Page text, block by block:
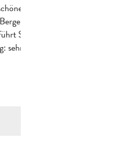
Pfad "Balcon de La
du Pas de Peyruis
Sie der physische Aufstieg
sehr sportlicher Abschnitt)